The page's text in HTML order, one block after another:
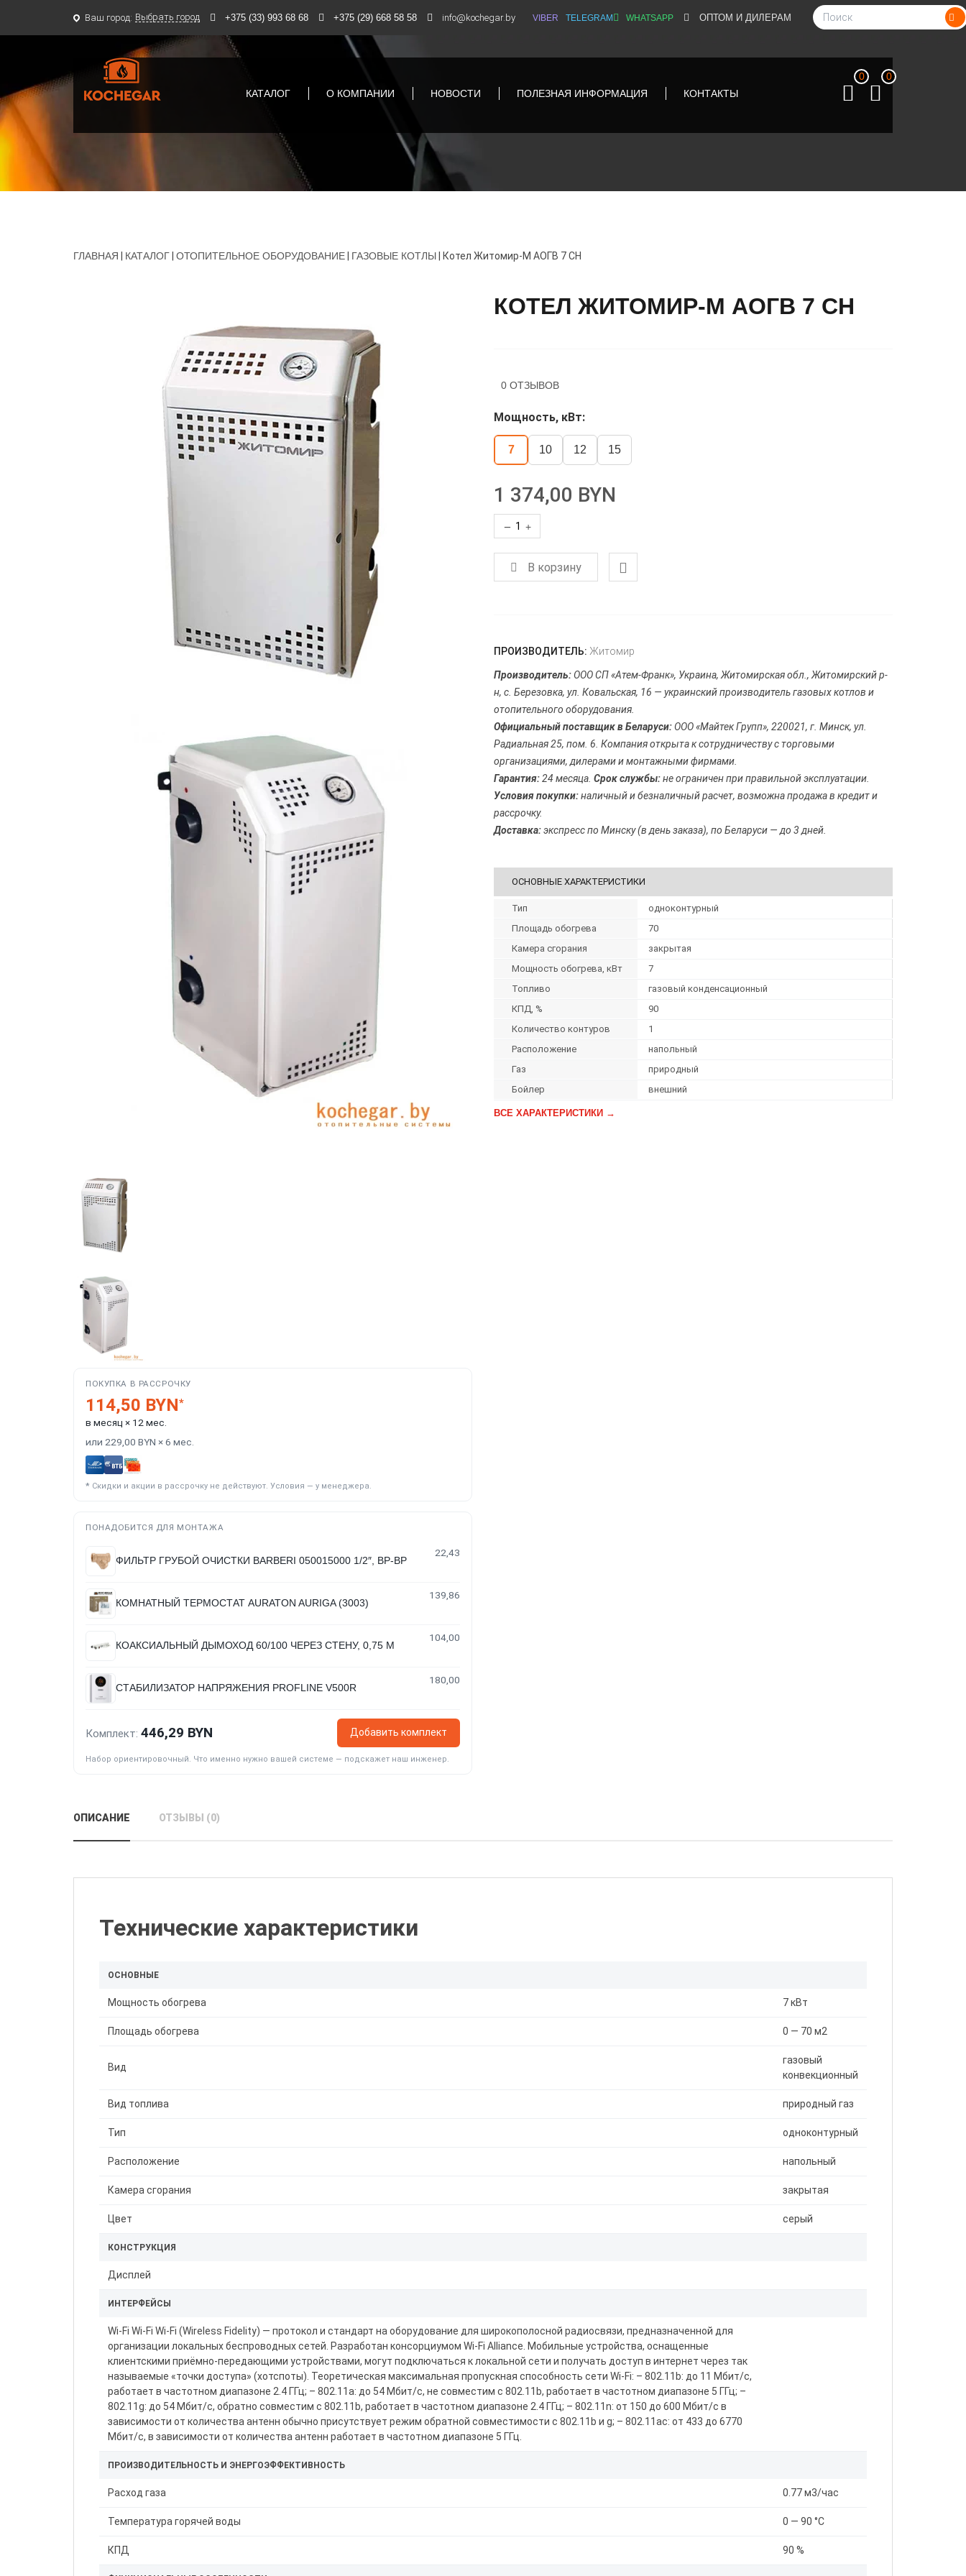
Ваш город: Выбрать город +375 (33) 993 68 68 +375 (29) 668 58 58 info@kochegar.by VIBER TELEGRAM WHATSAPP ОПТОМ И ДИЛЕРАМ
КАТАЛОГ О КОМПАНИИ НОВОСТИ ПОЛЕЗНАЯ ИНФОРМАЦИЯ КОНТАКТЫ
0 0
ГЛАВНАЯ КАТАЛОГ ОТОПИТЕЛЬНОЕ ОБОРУДОВАНИЕ ГАЗОВЫЕ КОТЛЫ Котел Житомир-М АОГВ 7 СН
ПОКУПКА В РАССРОЧКУ
114,50 BYN*
в месяц × 12 мес.
или 229,00 BYN × 6 мес.
* Скидки и акции в рассрочку не действуют. Условия — у менеджера.
ПОНАДОБИТСЯ ДЛЯ МОНТАЖА
ФИЛЬТР ГРУБОЙ ОЧИСТКИ BARBERI 050015000 1/2″, ВР-ВР
22,43
КОМНАТНЫЙ ТЕРМОСТАТ AURATON AURIGA (3003)
139,86
КОАКСИАЛЬНЫЙ ДЫМОХОД 60/100 ЧЕРЕЗ СТЕНУ, 0,75 М
104,00
СТАБИЛИЗАТОР НАПРЯЖЕНИЯ PROFLINE V500R
180,00
Комплект: 446,29 BYN Добавить комплект
Набор ориентировочный. Что именно нужно вашей системе — подскажет наш инженер.
КОТЕЛ ЖИТОМИР-М АОГВ 7 СН
0 ОТЗЫВОВ
Мощность, кВт:
7 10 12 15
1 374,00 BYN
− +
В корзину
ПРОИЗВОДИТЕЛЬ: Житомир
Производитель:ООО СП «Атем-Франк», Украина, Житомирская обл., Житомирский р-
н, с. Березовка, ул. Ковальская, 16 — украинский производитель газовых котлов и
отопительного оборудования.
Официальный поставщик в Беларуси:ООО «Майтек Групп», 220021, г. Минск, ул.
Радиальная 25, пом. 6. Компания открыта к сотрудничеству с торговыми
организациями, дилерами и монтажными фирмами.
Гарантия:24 месяца. Срок службы:не ограничен при правильной эксплуатации.
Условия покупки:наличный и безналичный расчет, возможна продажа в кредит и
рассрочку.
Доставка:экспресс по Минску (в день заказа), по Беларуси — до 3 дней.
ОСНОВНЫЕ ХАРАКТЕРИСТИКИ
Тип
одноконтурный
Площадь обогрева
70
Камера сгорания
закрытая
Мощность обогрева, кВт
7
Топливо
газовый конденсационный
КПД, %
90
Количество контуров
1
Расположение
напольный
Газ
природный
Бойлер
внешний
ВСЕ ХАРАКТЕРИСТИКИ →
ОПИСАНИЕ ОТЗЫВЫ (0)
Технические характеристики
ОСНОВНЫЕ
Мощность обогрева 7 кВт
Площадь обогрева 0 — 70 м2
Вид
газовый
конвекционный
Вид топлива природный газ
Тип одноконтурный
Расположение напольный
Камера сгорания закрытая
Цвет серый
КОНСТРУКЦИЯ
Дисплей
ИНТЕРФЕЙСЫ
Wi-Fi Wi-Fi Wi-Fi (Wireless Fidelity) — протокол и стандарт на оборудование для широкополосной радиосвязи, предназначенной для
организации локальных беспроводных сетей. Разработан консорциумом Wi-Fi Alliance. Мобильные устройства, оснащенные
клиентскими приёмно-передающими устройствами, могут подключаться к локальной сети и получать доступ в интернет через так
называемые «точки доступа» (хотспоты). Теоретическая максимальная пропускная способность сети Wi-Fi: – 802.11b: до 11 Мбит/с,
работает в частотном диапазоне 2.4 ГГц; – 802.11a: до 54 Мбит/с, не совместим с 802.11b, работает в частотном диапазоне 5 ГГц; –
802.11g: до 54 Мбит/с, обратно совместим с 802.11b, работает в частотном диапазоне 2.4 ГГц; – 802.11n: от 150 до 600 Мбит/с в
зависимости от количества антенн обычно присутствует режим обратной совместимости с 802.11b и g; – 802.11ac: от 433 до 6770
Мбит/с, в зависимости от количества антенн работает в частотном диапазоне 5 ГГц.
ПРОИЗВОДИТЕЛЬНОСТЬ И ЭНЕРГОЭФФЕКТИВНОСТЬ
Расход газа 0.77 м3/час
Температура горячей воды 0 — 90 °C
КПД 90 %